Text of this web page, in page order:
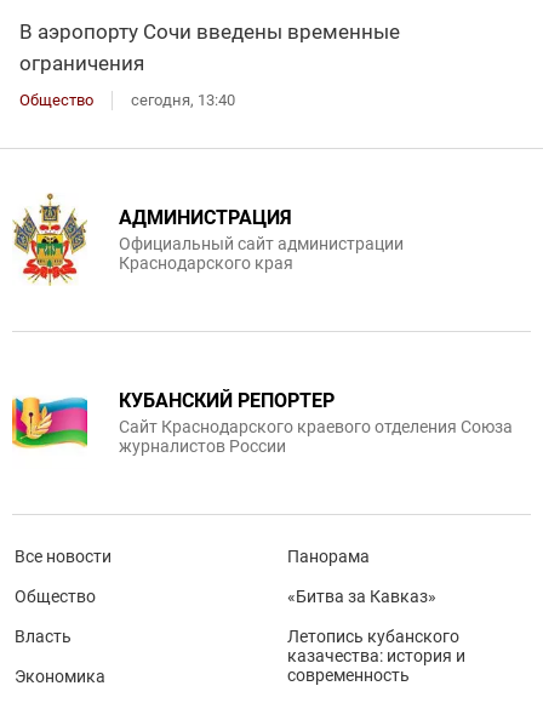
В аэропорту Сочи введены временные
ограничения
Общество сегодня, 13:40
АДМИНИСТРАЦИЯ
Официальный сайт администрации
Краснодарского края
КУБАНСКИЙ РЕПОРТЕР
Сайт Краснодарского краевого отделения Союза
журналистов России
Все новости
Общество
Власть
Экономика
Панорама
«Битва за Кавказ»
Летопись кубанского
казачества: история и
современность